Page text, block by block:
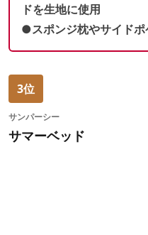
ドを生地に使用
●スポンジ枕やサイド
3位
サンパーシー
サマーベッド